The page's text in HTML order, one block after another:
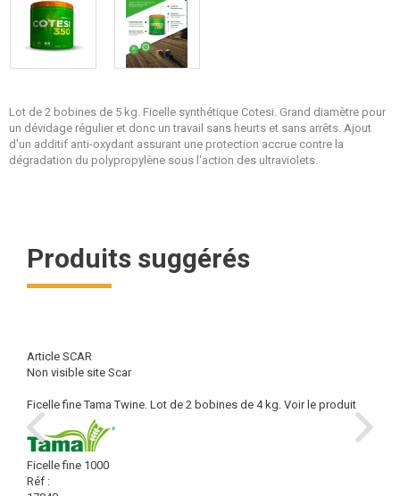
Lot de 2 bobines de 5 kg. Ficelle synthétique Cotesi. Grand diamètre pour
un dévidage régulier et donc un travail sans heurts et sans arrêts. Ajout
d'un additif anti-oxydant assurant une protection accrue contre la
dégradation du polypropylène sous l'action des ultraviolets.
Produits suggérés
Article SCAR
Non visible site Scar
Ficelle fine Tama Twine. Lot de 2 bobines de 4 kg. Voir le produit
Ficelle fine 1000
Réf :